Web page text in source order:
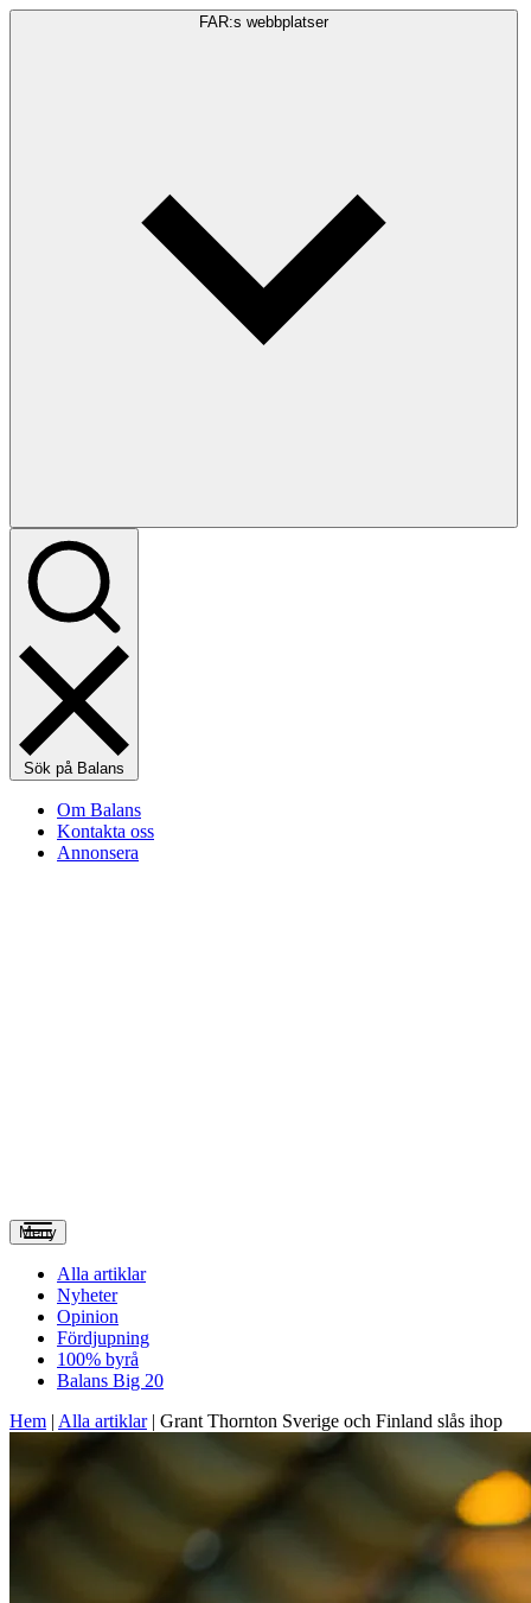
FAR:s webbplatser
Sök på Balans
Om Balans
Kontakta oss
Annonsera
Meny
Alla artiklar
Nyheter
Opinion
Fördjupning
100% byrå
Balans Big 20
Hem | Alla artiklar| Grant Thornton Sverige och Finland slås ihop